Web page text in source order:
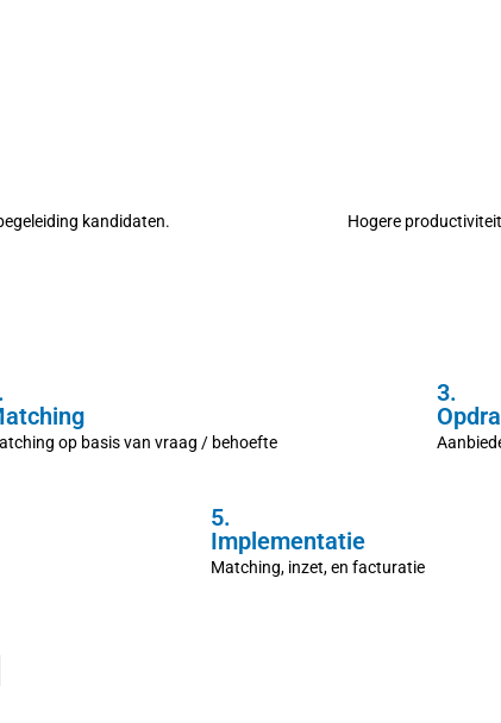
kandidaten. Hogere productiviteit
op basis van vraag / behoefte
3.
5.
Implementatie
Matching, inzet, en facturatie